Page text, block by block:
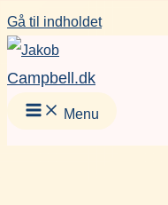
Gå til indholdet
Campbell.dk
Menu